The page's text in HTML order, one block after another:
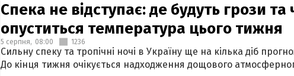
Спека не відступає: де будуть грози та
опуститься температура цього тижня
5 серпня, 08:00 1236
Сильну спеку та тропічні ночі в Україну ще на кілька діб
До кінця тижня очікується надходження дощового